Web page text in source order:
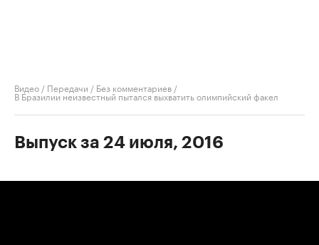
Видео / Передачи / Без комментариев /
В Бразилии неизвестный пытался выхватить олимпийский факел
Выпуск за 24 июля, 2016